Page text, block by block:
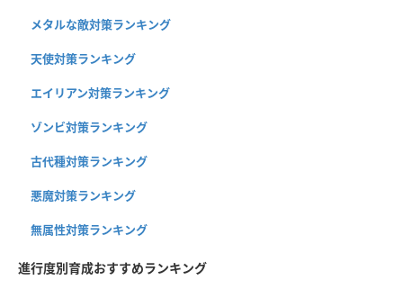
メタルな敵対策ランキング
天使対策ランキング
エイリアン対策ランキング
ゾンビ対策ランキング
古代種対策ランキング
悪魔対策ランキング
無属性対策ランキング
進行度別育成おすすめランキング